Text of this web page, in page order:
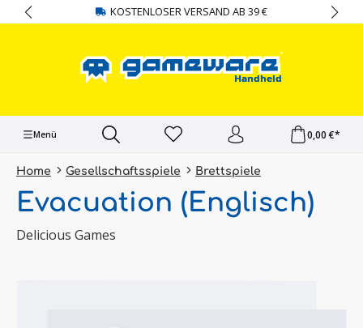
springen KOSTENLOSER VERSAND AB 39 €
Menü 0,00 €*
Home Gesellschaftsspiele Brettspiele
Evacuation (Englisch)
Delicious Games